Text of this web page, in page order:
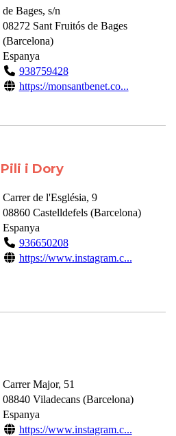
de Bages, s/n
08272 Sant Fruitós de Bages
(Barcelona)
Espanya
938759428
https://monsantbenet.co...
i Dory
Carrer de l'Església, 9
08860 Castelldefels(Barcelona)
Espanya
936650208
https://www.instagram.c...
Carrer Major, 51
08840 Viladecans(Barcelona)
Espanya
https://www.instagram.c...